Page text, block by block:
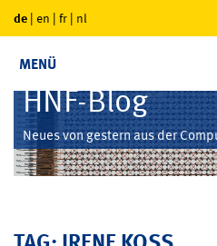
de | en | fr | nl
MENÜ
HNF-Blog
Neues von gestern aus der